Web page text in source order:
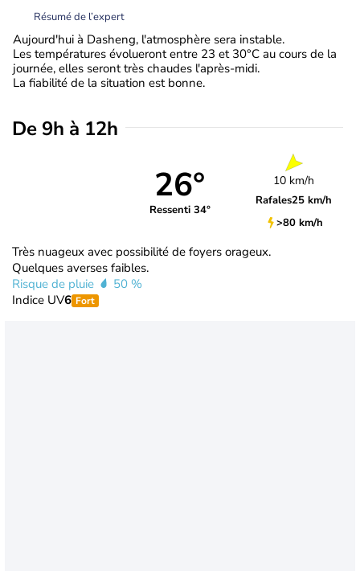
Résumé de l’expert
Aujourd'hui à Dasheng, l'atmosphère sera instable.
Les températures évolueront entre 23 et 30°C au cours de la
journée, elles seront très chaudes l'après-midi.
La fiabilité de la situation est bonne.
De 9h à 12h
26°
Ressenti 34°
10 km/h
Rafales25 km/h
>80 km/h
Très nuageux avec possibilité de foyers orageux.
Quelques averses faibles.
Risque de pluie
50 %
Indice UV6 Fort